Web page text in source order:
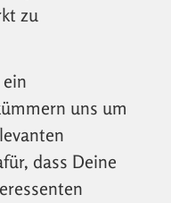
zu
uns um
dass Deine